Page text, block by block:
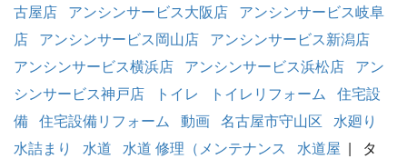
古屋店 アンシンサービス大阪店 アンシンサービス岐阜
店 アンシンサービス岡山店 アンシンサービス新潟店
アンシンサービス横浜店 アンシンサービス浜松店 アン
シンサービス神戸店
トイレ トイレリフォーム 住宅設
備 住宅設備リフォーム 動画 名古屋市守山区 水廻り
水詰まり
水道 水道 修理（メンテナンス 水道屋 | タ